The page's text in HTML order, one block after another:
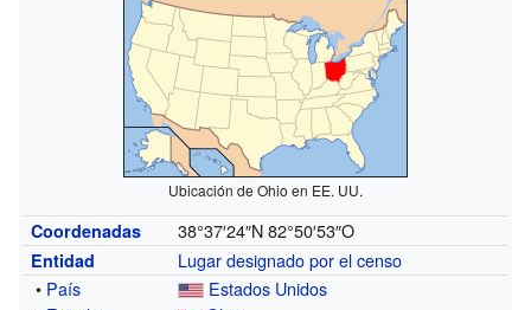
Ubicación de Ohio en EE. UU.
Coordenadas 38°37′24″N 82°50′53″O
Entidad
Lugar designado por el censo
• País
Estados Unidos